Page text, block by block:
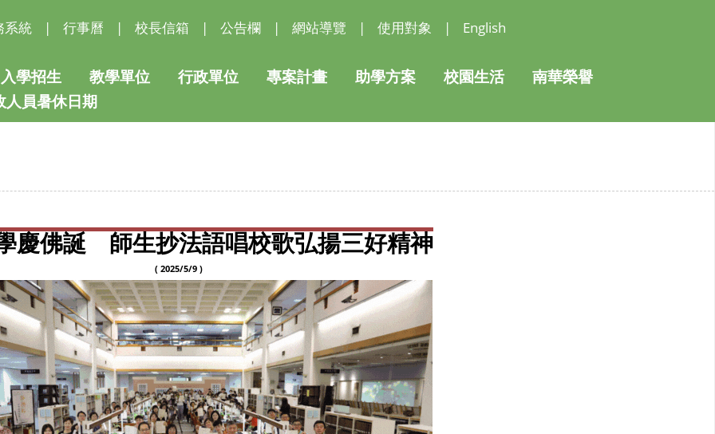
慶佛誕 師生抄法語唱校歌弘揚三好精神
( 2025/5/9 )
系統 | 行事曆 | 校長信箱 | 公告欄 | 網站導覽 | 使用對象 | English
入學招生 教學單位 行政單位 專案計畫 助學方案 校園生活
南華榮譽
人員暑休日期